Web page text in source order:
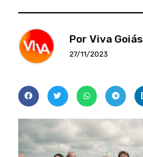
Por Viva Goiás
27/11/2023